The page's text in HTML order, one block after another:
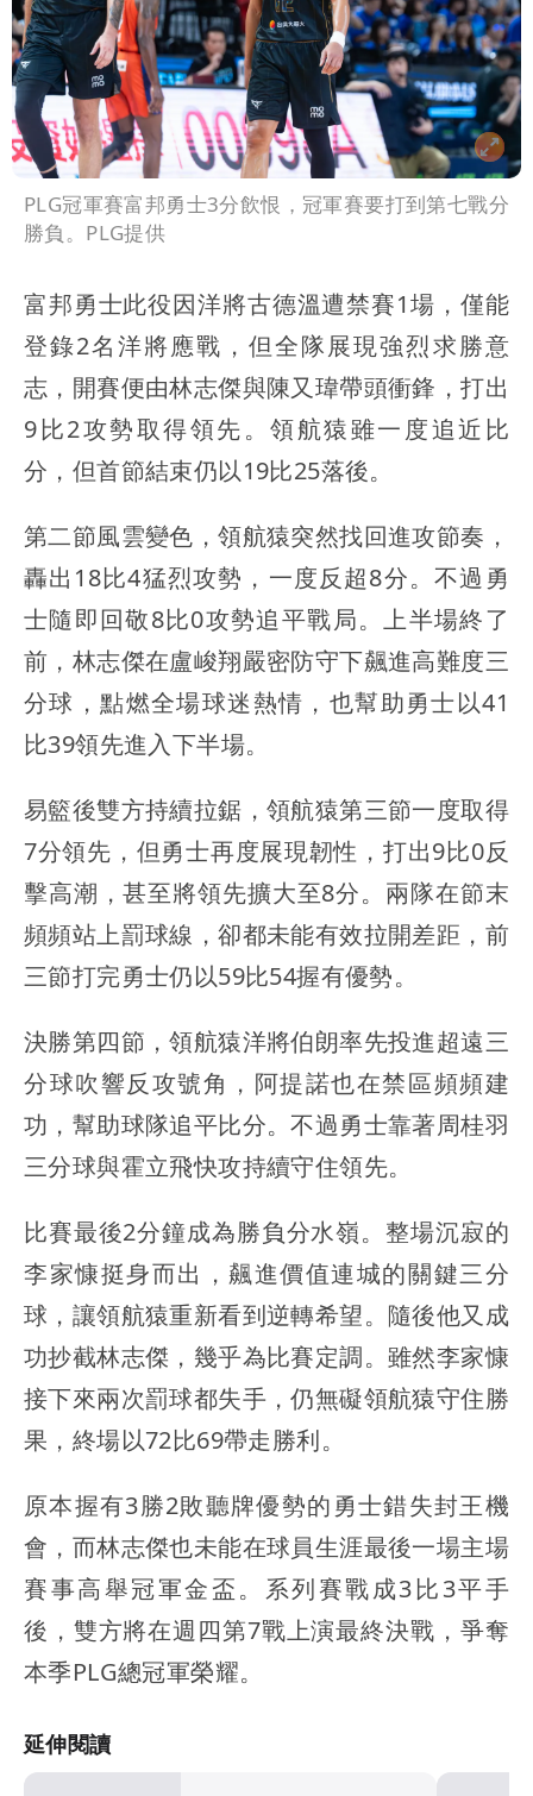
PLG冠軍賽富邦勇士3分飲恨，冠軍賽要打到第七戰分
勝負。PLG提供
富邦勇士此役因洋將古德溫遭禁賽1場，僅能
登錄2名洋將應戰，但全隊展現強烈求勝意
志，開賽便由林志傑與陳又瑋帶頭衝鋒，打出
9比2攻勢取得領先。領航猿雖一度追近比
分，但首節結束仍以19比25落後。
第二節風雲變色，領航猿突然找回進攻節奏，
轟出18比4猛烈攻勢，一度反超8分。不過勇
士隨即回敬8比0攻勢追平戰局。上半場終了
前，林志傑在盧峻翔嚴密防守下飆進高難度三
分球，點燃全場球迷熱情，也幫助勇士以41
比39領先進入下半場。
易籃後雙方持續拉鋸，領航猿第三節一度取得
7分領先，但勇士再度展現韌性，打出9比0反
擊高潮，甚至將領先擴大至8分。兩隊在節末
頻頻站上罰球線，卻都未能有效拉開差距，前
三節打完勇士仍以59比54握有優勢。
決勝第四節，領航猿洋將伯朗率先投進超遠三
分球吹響反攻號角，阿提諾也在禁區頻頻建
功，幫助球隊追平比分。不過勇士靠著周桂羽
三分球與霍立飛快攻持續守住領先。
比賽最後2分鐘成為勝負分水嶺。整場沉寂的
李家慷挺身而出，飆進價值連城的關鍵三分
球，讓領航猿重新看到逆轉希望。隨後他又成
功抄截林志傑，幾乎為比賽定調。雖然李家慷
接下來兩次罰球都失手，仍無礙領航猿守住勝
果，終場以72比69帶走勝利。
原本握有3勝2敗聽牌優勢的勇士錯失封王機
會，而林志傑也未能在球員生涯最後一場主場
賽事高舉冠軍金盃。系列賽戰成3比3平手
後，雙方將在週四第7戰上演最終決戰，爭奪
本季PLG總冠軍榮耀。
延伸閱讀